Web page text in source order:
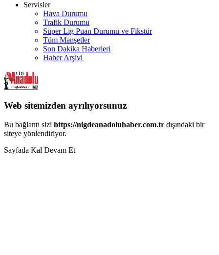
Servisler
Hava Durumu
Trafik Durumu
Süper Lig Puan Durumu ve Fikstür
Tüm Manşetler
Son Dakika Haberleri
Haber Arşivi
Web sitemizden ayrılıyorsunuz
Bu bağlantı sizi https://nigdeanadoluhaber.com.tr dışındaki bir
siteye yönlendiriyor.
Sayfada Kal Devam Et